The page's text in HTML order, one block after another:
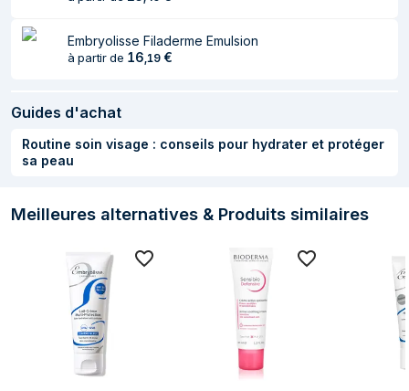
Embryolisse Filaderme Emulsion
à partir de 16,19 €
Guides d'achat
Routine soin visage : conseils pour hydrater et protéger
sa peau
Meilleures alternatives & Produits similaires